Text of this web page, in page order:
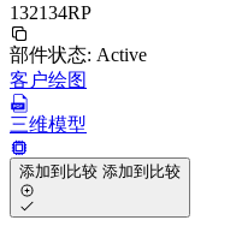
132134RP
部件状态: Active
客户绘图
三维模型
添加到比较 添加到比较